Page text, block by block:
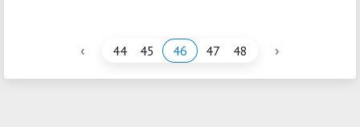
‹ 44 45 46 47 48 ›